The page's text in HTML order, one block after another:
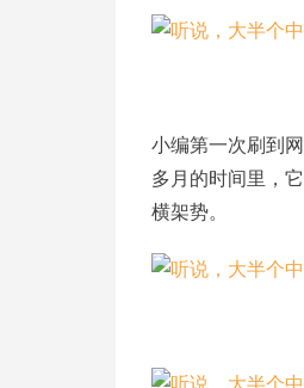
小编第一次刷到
多月的时间里，
横架势。